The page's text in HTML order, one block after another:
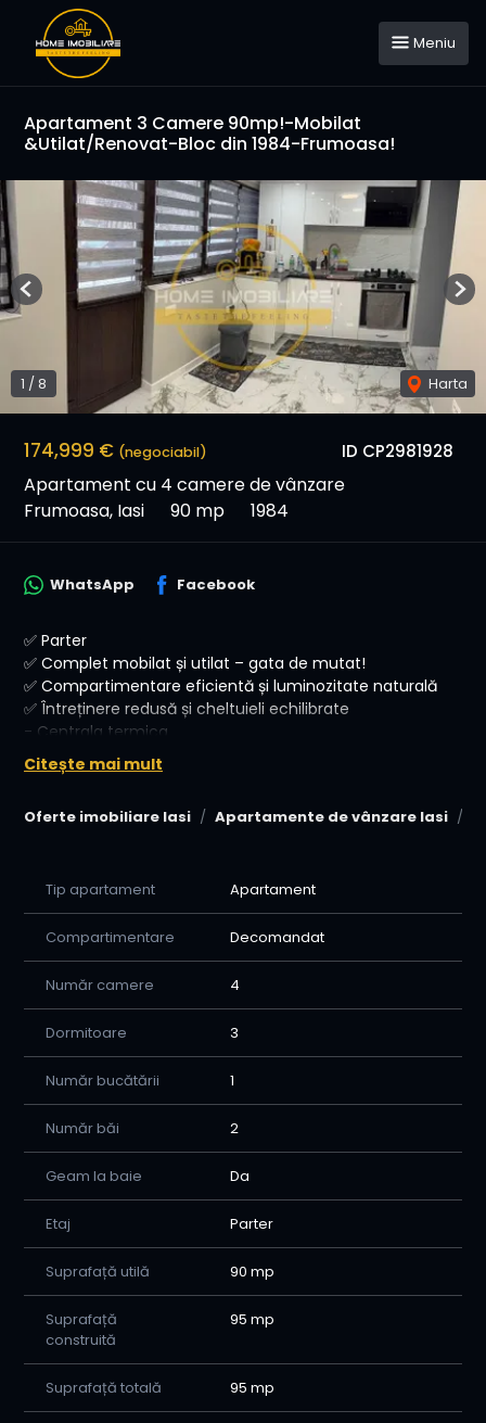
Meniu
Apartament 3 Camere 90mp!-Mobilat
&Utilat/Renovat-Bloc din 1984-Frumoasa!
ID CP2981928
174,999 € (negociabil)
Apartament cu 4 camere de vânzare
Frumoasa, Iasi
90 mp 1984
1 /8 Harta
Previous
Oferte imobiliare Iasi Apartamente de vânzare Iasi
WhatsApp Facebook
✅ Parter
✅ Complet mobilat și utilat – gata de mutat!
✅ Compartimentare eficientă și luminozitate naturală
✅ Întreținere redusă și cheltuieli echilibrate
- Centrala termica
-Izolat exterior
-Renovat in totalitate
🔑 Se vinde semimobilat!💰 Acceptăm orice metodă de
📞 Sună acum pentru o vizionare cu Home Imobiliare și
pregătit pentru
Citește mai mult
Tip apartament Apartament
Compartimentare Decomandat
Număr camere 4
Dormitoare 3
Număr bucătării 1
Număr băi 2
Geam la baie Da
Etaj Parter
Suprafață utilă 90 mp
Suprafață
construită
95 mp
Suprafață totală 95 mp